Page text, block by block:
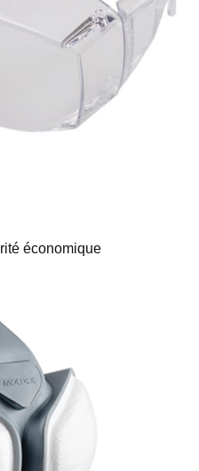
économique